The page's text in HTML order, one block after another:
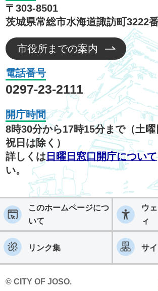
〒303-8501
茨城県常総市水海道諏訪町3222
市役所までの案内
電話番号
0297-23-2111
開庁時間
8時30分から17時15分まで（土
祝日は除く）
詳しくは 日曜日窓口開庁について
い。
このホームページにつ
いて
ウ
ィ
リンク集 サ
© CITY OF JOSO.